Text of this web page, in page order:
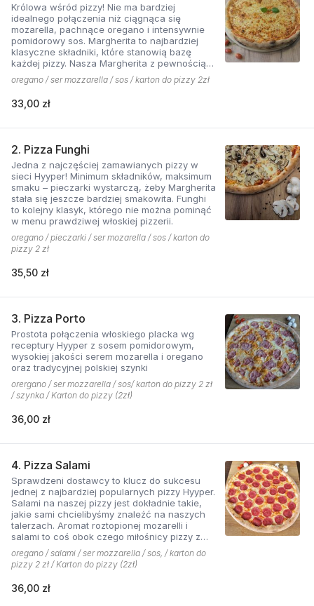
Królowa wśród pizzy! Nie ma bardziej
idealnego połączenia niż ciągnąca się
mozarella, pachnące oregano i intensywnie
pomidorowy sos. Margherita to najbardziej
klasyczne składniki, które stanowią bazę
każdej pizzy. Nasza Margherita z pewnością
nie ma sobie równych w okolicy!
oregano / ser mozzarella / sos / karton do pizzy 2zł
33,00 zł
2. Pizza Funghi
Jedna z najczęściej zamawianych pizzy w
sieci Hyyper! Minimum składników, maksimum
smaku – pieczarki wystarczą, żeby Margherita
stała się jeszcze bardziej smakowita. Funghi
to kolejny klasyk, którego nie można pominąć
w menu prawdziwej włoskiej pizzerii.
oregano / pieczarki / ser mozarella / sos / karton do
pizzy 2 zł
35,50 zł
3. Pizza Porto
Prostota połączenia włoskiego placka wg
receptury Hyyper z sosem pomidorowym,
wysokiej jakości serem mozarella i oregano
oraz tradycyjnej polskiej szynki
orergano / ser mozzarella / sos/ karton do pizzy 2 zł
/ szynka / Karton do pizzy (2zł)
36,00 zł
4. Pizza Salami
Sprawdzeni dostawcy to klucz do sukcesu
jednej z najbardziej popularnych pizzy Hyyper.
Salami na naszej pizzy jest dokładnie takie,
jakie sami chcielibyśmy znaleźć na naszych
talerzach. Aromat roztopionej mozarelli i
salami to coś obok czego miłośnicy pizzy z
mięsem nie przejdą obojętnie!
oregano / salami / ser mozzarella / sos, / karton do
pizzy 2 zł / Karton do pizzy (2zł)
36,00 zł